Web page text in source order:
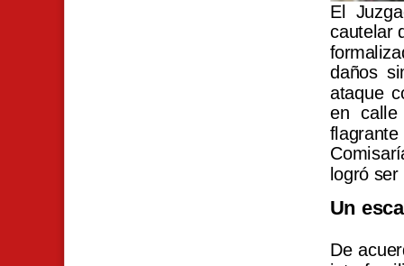
El
cautelar
daños
ataque
en calle
logró
Un
De